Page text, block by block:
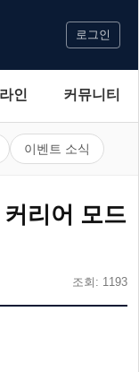
로그인
인 커뮤니티
이벤트 소식
리어 모드
조회: 1193